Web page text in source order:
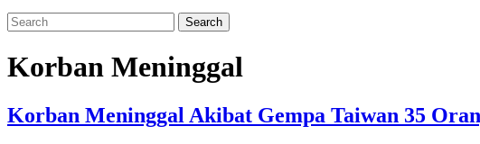
Korban Meninggal
Korban Meninggal Akibat Gempa Taiwan 35